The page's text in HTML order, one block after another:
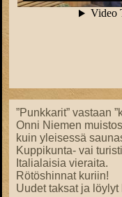
”Punkkarit” vastaan
Onni Niemen
kuin yleisessä
Kuppikunta- vai
Italialaisia vieraita.
Rötöshinnat kuriin!
Uudet taksat ja löylyt